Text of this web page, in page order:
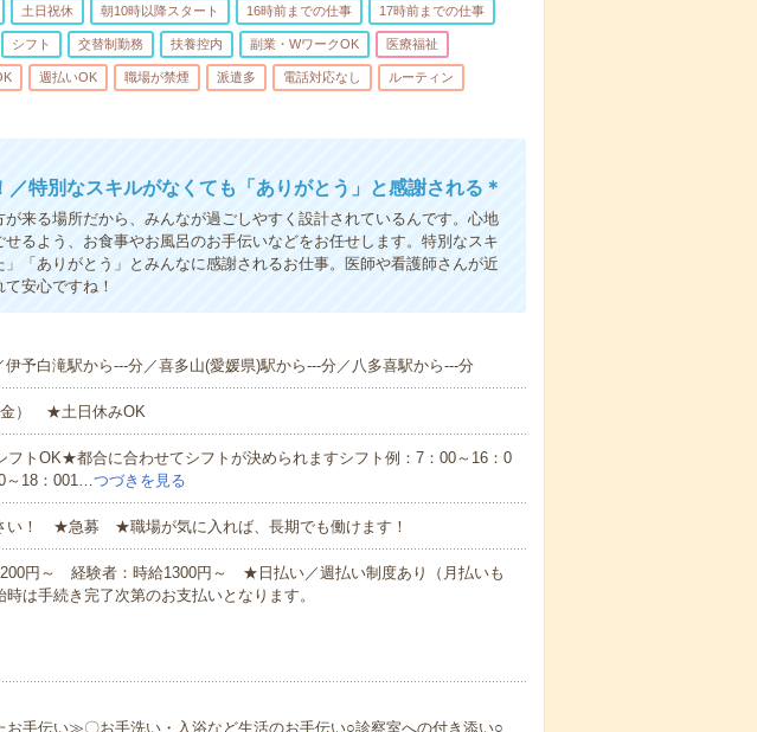
土日祝休 朝10時以降スタート 16時前までの仕事 17時前までの仕事
シフト 交替制勤務 扶養控内 副業・WワークOK 医療福祉
週払いOK 職場が禁煙 派遣多 電話対応なし ルーティン
特別なスキルがなくても「ありがとう」と感謝される＊
来る場所だから、みんなが過ごしやすく設計されているんです。心地
るよう、お食事やお風呂のお手伝いなどをお任せします。特別なスキ
「ありがとう」とみんなに感謝されるお仕事。医師や看護師さんが近
安心ですね！
予白滝駅から---分／喜多山(愛媛県)駅から---分／八多喜駅から---分
金） ★土日休みOK
トOK★都合に合わせてシフトが決められますシフト例：7：00～16：0
～18：001…つづきを見る
い！ ★急募 ★職場が気に入れば、長期でも働けます！
円～ 経験者：時給1300円～ ★日払い／週払い制度あり（月払いも
は手続き完了次第のお支払いとなります。
手伝い≫〇お手洗い・入浴など生活のお手伝い○診察室への付き添い○